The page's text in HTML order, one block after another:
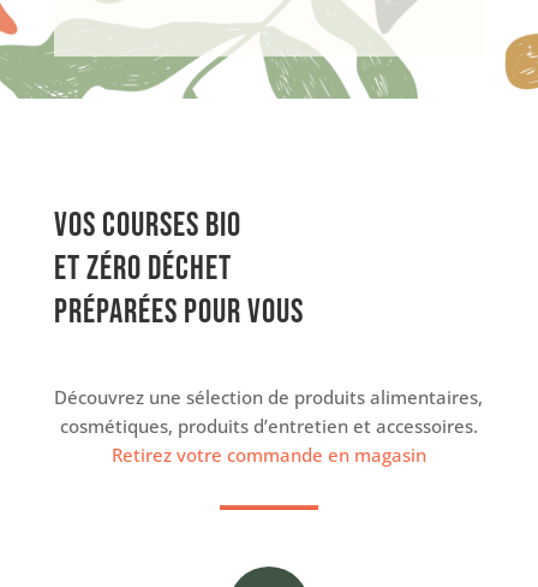
Vos courses bio
et zéro déchet
préparées pour vous
Découvrez une sélection de produits alimentaires,
cosmétiques, produits d’entretien et accessoires.
Retirez votre commande en magasin